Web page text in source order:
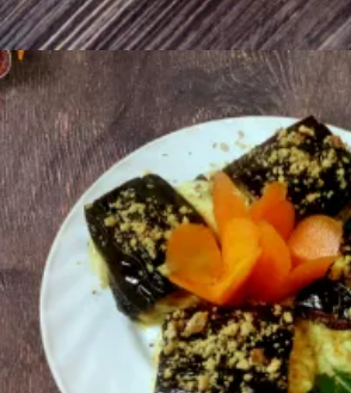
Ավելացնել զամբյուղ
2000AMD